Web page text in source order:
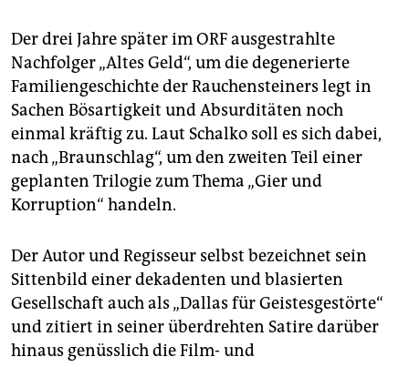
Der drei Jahre später im ORF ausgestrahlte
Nachfolger „Altes Geld“, um die degenerierte
Familiengeschichte der Rauchensteiners legt in
Sachen Bösartigkeit und Absurditäten noch
einmal kräftig zu. Laut Schalko soll es sich dabei,
nach „Braunschlag“, um den zweiten Teil einer
geplanten Trilogie zum Thema „Gier und
Korruption“ handeln.
Der Autor und Regisseur selbst bezeichnet sein
Sittenbild einer dekadenten und blasierten
Gesellschaft auch als „Dallas für Geistesgestörte“
und zitiert in seiner überdrehten Satire darüber
hinaus genüsslich die Film- und